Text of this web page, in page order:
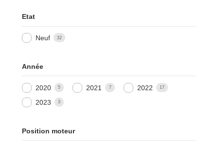
Etat
Neuf 32
Année
2020 5 2021 7 2022 17
2023 3
Position moteur